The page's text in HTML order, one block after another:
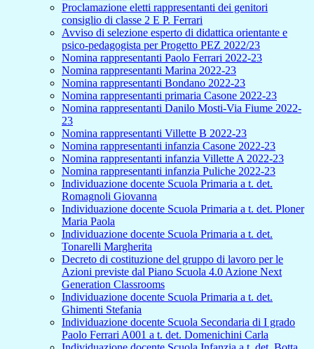
Proclamazione eletti rappresentanti dei genitori
consiglio di classe 2 E P. Ferrari
Avviso di selezione esperto di didattica orientante e
psico-pedagogista per Progetto PEZ 2022/23
Nomina rappresentanti Paolo Ferrari 2022-23
Nomina rappresentanti Marina 2022-23
Nomina rappresentanti Bondano 2022-23
Nomina rappresentanti primaria Casone 2022-23
Nomina rappresentanti Danilo Mosti-Via Fiume 2022-
23
Nomina rappresentanti Villette B 2022-23
Nomina rappresentanti infanzia Casone 2022-23
Nomina rappresentanti infanzia Villette A 2022-23
Nomina rappresentanti infanzia Puliche 2022-23
Individuazione docente Scuola Primaria a t. det.
Romagnoli Giovanna
Individuazione docente Scuola Primaria a t. det. Ploner
Maria Paola
Individuazione docente Scuola Primaria a t. det.
Tonarelli Margherita
Decreto di costituzione del gruppo di lavoro per le
Azioni previste dal Piano Scuola 4.0 Azione Next
Generation Classrooms
Individuazione docente Scuola Primaria a t. det.
Ghimenti Stefania
Individuazione docente Scuola Secondaria di I grado
Paolo Ferrari A001 a t. det. Domenichini Carla